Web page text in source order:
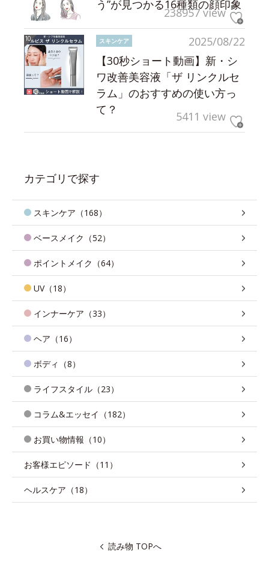
う”が見つかる16種類の顔印象
238957 view
2025/08/22
スキンケア
【30秒ショート動画】新・シ
ワ改善美容液「ザ リンクルセ
ラム」のおすすめの使い方っ
て？
5411 view
カテゴリで探す
スキンケア（168）
ベースメイク（52）
ポイントメイク（64）
UV（18）
インナーケア（33）
ヘア（16）
ボディ（8）
ライフスタイル（23）
コラム&エッセイ（182）
お買い物情報（10）
お客様エピソード（11）
ヘルスケア（18）
読み物 TOPへ